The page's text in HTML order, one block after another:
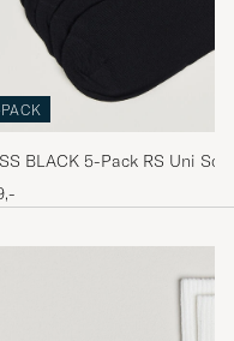
BLACK 5-Pack RS Uni